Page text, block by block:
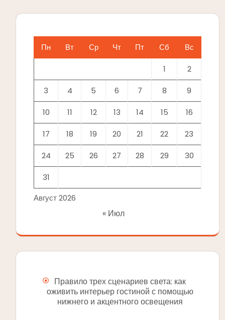
Август 2026
Пн Вт Ср Чт Пт Сб Вс
1 2
3 4 5 6 7 8 9
10 11 12 13 14 15 16
17 18 19 20 21 22 23
24 25 26 27 28 29 30
31
« Июл
Правило трех сценариев света: как
оживить интерьер гостиной с помощью
нижнего и акцентного освещения